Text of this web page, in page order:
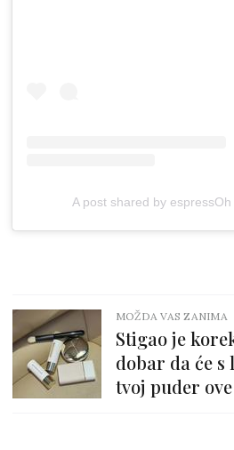
A post shared by
MOŽDA VAS ZANIMA
Stigao je
dobar da će
tvoj puder